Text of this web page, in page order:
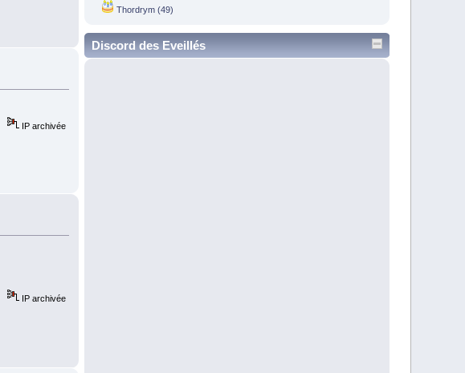
IP archivée
IP archivée
Thordrym (49)
Discord des Eveillés